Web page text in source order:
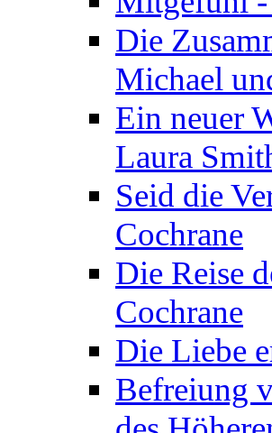
Die
Michael
Ein neuer
Laura
Seid die
Cochrane
Die Reise
Cochrane
Die Liebe
Befreiung